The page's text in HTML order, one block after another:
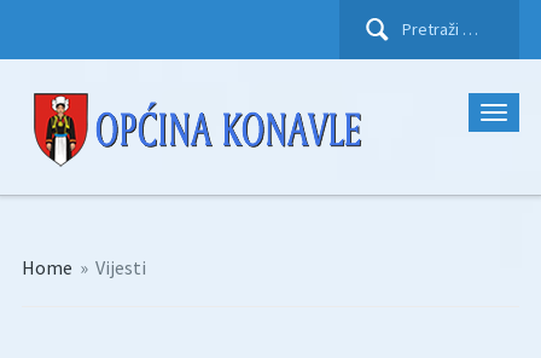
Pretraži:
Home » Vijesti